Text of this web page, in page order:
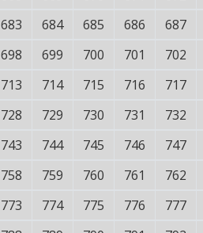
683 684 685 686 687
698 699 700 701 702
713 714 715 716 717
728 729 730 731 732
743 744 745 746 747
758 759 760 761 762
773 774 775 776 777